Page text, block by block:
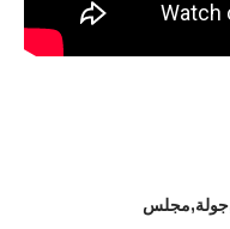
جولة مجلس